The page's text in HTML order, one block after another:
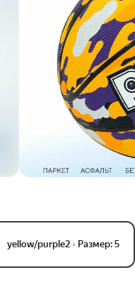
yellow/purple2 • Размер: 5